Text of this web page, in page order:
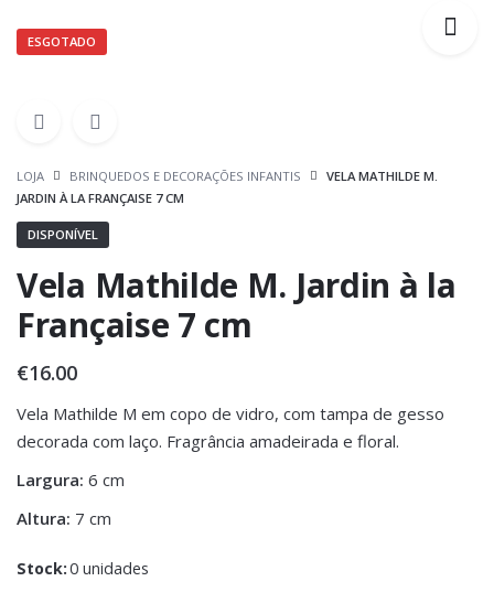
ESGOTADO
LOJA BRINQUEDOS E DECORAÇÕES INFANTIS
VELA MATHILDE M.
JARDIN À LA FRANÇAISE 7 CM
DISPONÍVEL
Vela Mathilde M. Jardin à la
Française 7 cm
€16.00
Vela Mathilde M em copo de vidro, com tampa de gesso
decorada com laço. Fragrância amadeirada e floral.
Largura: 6 cm
Altura: 7 cm
Stock:0 unidades